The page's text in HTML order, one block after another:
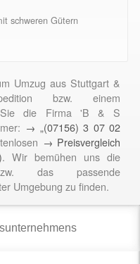
schweren Gütern
Umzug aus Stuttgart &
bzw. einem
Sie die Firma 'B & S
→ „(07156) 3 07 02
→ Preisvergleich
. Wir bemühen uns die
das passende
Umgebung zu finden.